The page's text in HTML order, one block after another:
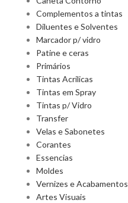
Complementos a tintas
Diluentes e Solventes
Marcador p/ vidro
Patine e ceras
Primários
Tintas Acrilicas
Tintas em Spray
Tintas p/ Vidro
Transfer
Velas e Sabonetes
Corantes
Essencias
Moldes
Vernizes e Acabamentos
Artes Visuais